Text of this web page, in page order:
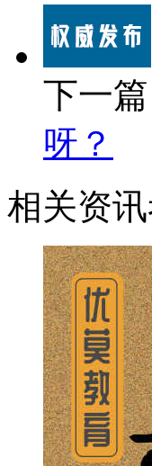
下一篇
呀？
相关资讯